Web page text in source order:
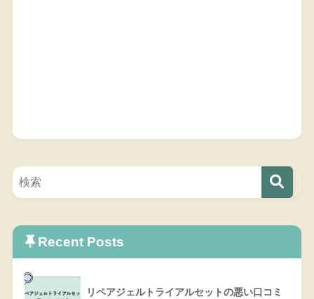
Recent Posts
リペアジェルトライアルセットの悪い口コミ